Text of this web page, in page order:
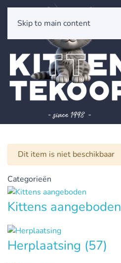
Skip to main content
Waarschuwing
Dit item is niet beschikbaar
Categorieën
Kittens aangeboden
Herplaatsing (57)